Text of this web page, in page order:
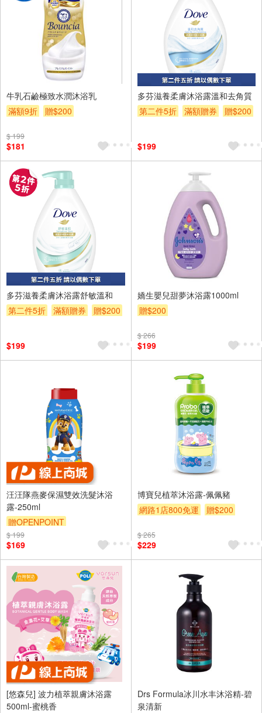
牛乳石鹼極致水潤沐浴乳
滿額9折
贈$200
$ 199
$181
多芬滋養柔膚沐浴露溫和去角質
第二件5折
滿額贈券 贈$200
$199
多芬滋養柔膚沐浴露舒敏溫和
第二件5折
滿額贈券 贈$200
$199
嬌生嬰兒甜夢沐浴露1000ml
贈$200
$ 266
$199
汪汪隊燕麥保濕雙效洗髮沐浴
露-250ml
贈OPENPOINT
$ 199
$169
博寶兒植萃沐浴露-佩佩豬
網路1店800免運
贈$200
$ 265
$229
[悠森兒] 波力植萃親膚沐浴露
500ml-蜜桃香
Drs Formula冰川水丰沐浴精-碧
泉清新